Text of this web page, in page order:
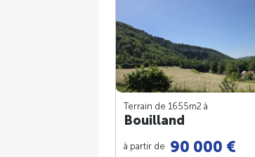
Terrain de 1655m2 à
Bouilland
à partir de 90 000 €